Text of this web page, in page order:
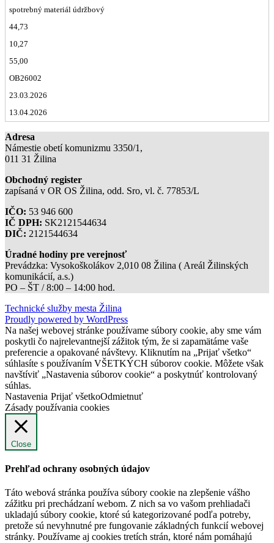
spotrebný materiál údržbový
44,73
10,27
55,00
OB26002
23.03.2026
13.04.2026
Adresa
Námestie obetí komunizmu 3350/1,
011 31 Žilina
Obchodný register
zapísaná v OR OS Žilina, odd. Sro, vl. č. 77853/L
IČO: 53 946 600
IČ DPH: SK2121544634
DIČ: 2121544634
Úradné hodiny pre verejnosť
Prevádzka: Vysokoškolákov 2,010 08 Žilina ( Areál Žilinských
komunikácií, a.s.)
PO – ŠT / 8:00 – 14:00 hod.
Technické služby mesta Žilina
Proudly powered by WordPress
Na našej webovej stránke používame súbory cookie, aby sme vám
poskytli čo najrelevantnejší zážitok tým, že si zapamätáme vaše
preferencie a opakované návštevy. Kliknutím na „Prijať všetko“
súhlasíte s používaním VŠETKÝCH súborov cookie. Môžete však
navštíviť „Nastavenia súborov cookie“ a poskytnúť kontrolovaný
súhlas.
Nastavenia Prijať všetkoOdmietnuť
Zásady používania cookies
Close
Prehľad ochrany osobných údajov
Táto webová stránka používa súbory cookie na zlepšenie vášho
zážitku pri prechádzaní webom. Z nich sa vo vašom prehliadači
ukladajú súbory cookie, ktoré sú kategorizované podľa potreby,
pretože sú nevyhnutné pre fungovanie základných funkcií webovej
stránky. Používame aj cookies tretích strán, ktoré nám pomáhajú